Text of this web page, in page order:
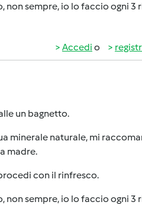
non sempre, io lo faccio ogni 3
Accedi o
un bagnetto.
minerale naturale, mi
madre.
con il rinfresco.
non sempre, io lo faccio ogni 3